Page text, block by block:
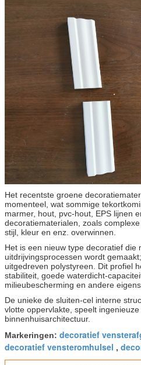
Het recentste groene
momenteel, wat sommige
marmer, hout, pvc-hout, EPS lijnen
decoratiematerialen, zoals
stijl, kleur en enz. overwinnen.
Het is een nieuw type decoratief die
uitdrijvingsprocessen wordt
uitgedreven polystyreen. Dit profiel
stabiliteit, goede waterdicht-
milieubescherming en andere
De unieke de sluiten-cel interne
vlotte oppervlakte, speelt
binnenhuisarchitectuur.
Markeringen: decoratief
decoratief vensteromhulsel ,